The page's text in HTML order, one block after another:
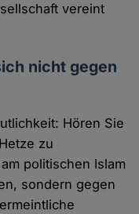
vereint
nicht gegen
Hören Sie
zu
politischen Islam
sondern gegen